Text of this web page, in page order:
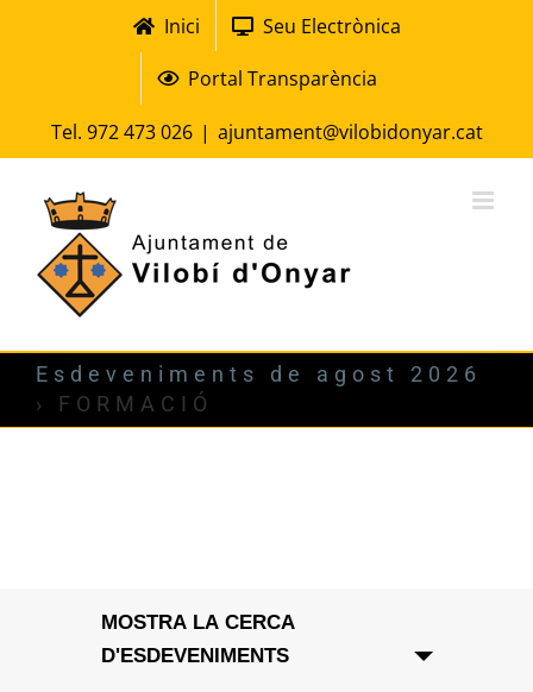
Inici
Seu Electrònica
Portal Transparència
Tel. 972 473 026 | ajuntament@vilobidonyar.cat
Esdeveniments de agost 2026
› FORMACIÓ
Navegació
visual
MOSTRA LA CERCA
D'ESDEVENIMENTS